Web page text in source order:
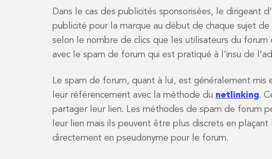
Dans le cas des publicités sponsorisées, le dirigeant
publicité pour la marque au début de chaque sujet
selon le nombre de clics que les utilisateurs du
avec le spam de forum qui est pratiqué à l’insu de
Le spam de forum, quant à lui, est généralement
leur référencement avec la méthode du netlinking.
partager leur lien. Les méthodes de spam de forum
leur lien mais ils peuvent être plus discrets en
directement en pseudonyme pour le forum.